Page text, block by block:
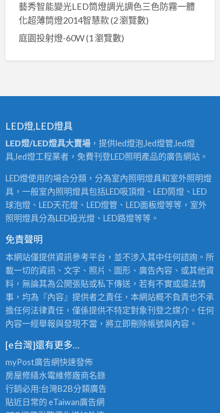
藝秀智能變光LED筒燈調光調色三色防霧一體
化超薄筒燈2014智慧款 (2 瀏覽數)
庭園投射燈-60W(1 瀏覽數)
LED燈,LED燈具
LED燈/LED燈具大賣場，提供led燈泡,led燈管,led燈
具,led燈工程業者，免費刊登LED照明產品的廣告網站。
LED燈使用的場合分類，分為室內照明燈具和室外照明燈
具，一般室內照明燈具包括LED吸頂燈、LED筒燈、LED
球泡燈、LED天花燈、LED燈管、LED面板燈等等，室外
照明燈具分為LED投光燈、LED路燈等等。
免責聲明
本網站僅提供資訊參考平台，並不涉入其中任何諮詢。所
載一切的資訊、文字、照片、圖形、廣告內容、或其他資
料，無論其為公開張貼或私下傳送，若有不實或違法情
事，均為『內容』提供者之責任，本網站概不負責也不承
擔任何法律責任，僅係提供不特定對象刊登之媒介。任何
內容一經舉報與發現不當，將立即刪除帳號與內容。
[e台灣]還有更多…
myPost廣告網快速發佈
房屋修繕水電維修廠商名錄
行銷必用:台灣B2B分類廣告
貼近日常的 eTaiwan廣告網